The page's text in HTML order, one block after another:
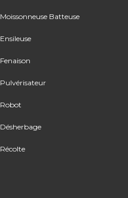
Moissonneuse Batteuse
Ensileuse
Fenaison
Pulvérisateur
Robot
Désherbage
Récolte